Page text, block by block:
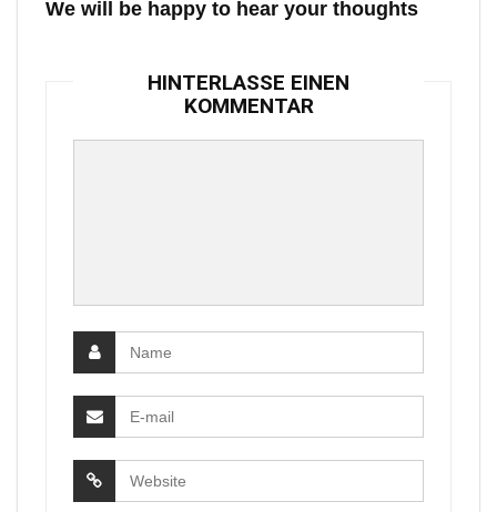
We will be happy to hear your thoughts
HINTERLASSE EINEN
KOMMENTAR